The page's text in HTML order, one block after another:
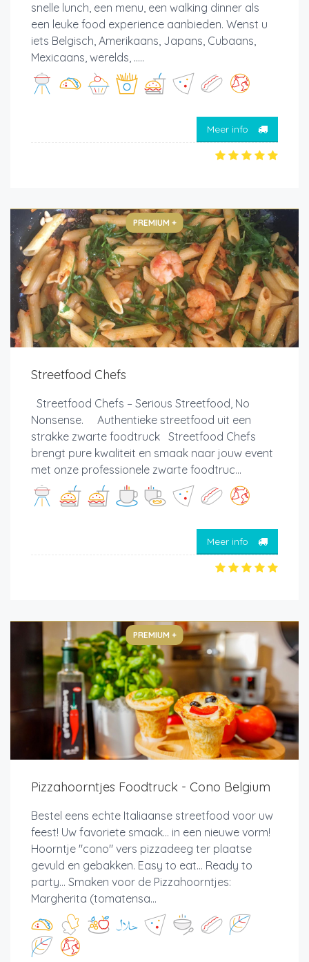
snelle lunch, een menu, een walking dinner als
een leuke food experience aanbieden. Wenst u
iets Belgisch, Amerikaans, Japans, Cubaans,
Mexicaans, werelds, .....
Meer info
PREMIUM +
Streetfood Chefs
Streetfood Chefs – Serious Streetfood, No
Nonsense. Authentieke streetfood uit een
strakke zwarte foodtruck Streetfood Chefs
brengt pure kwaliteit en smaak naar jouw event
met onze professionele zwarte foodtruc...
Meer info
PREMIUM +
Pizzahoorntjes Foodtruck - Cono Belgium
Bestel eens echte Italiaanse streetfood voor uw
feest! Uw favoriete smaak... in een nieuwe vorm!
Hoorntje "cono" vers pizzadeeg ter plaatse
gevuld en gebakken. Easy to eat... Ready to
party... Smaken voor de Pizzahoorntjes:
Margherita (tomatensa...